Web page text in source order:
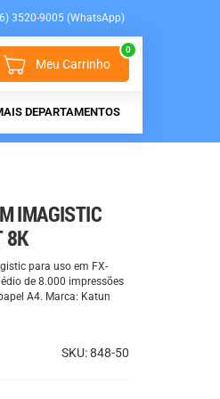
3520-9005 (WhatsApp)
Meu Carrinho
0
DEPARTAMENTOS
IMAGISTIC
8K
para uso em FX-
de 8.000 impressões
A4. Marca: Katun
SKU: 848-50